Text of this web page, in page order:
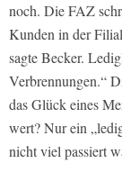
noch. Die FAZ
Kunden in der
sagte Becker.
Verbrennungen.“
das Glück eines
wert? Nur ein
nicht viel passiert